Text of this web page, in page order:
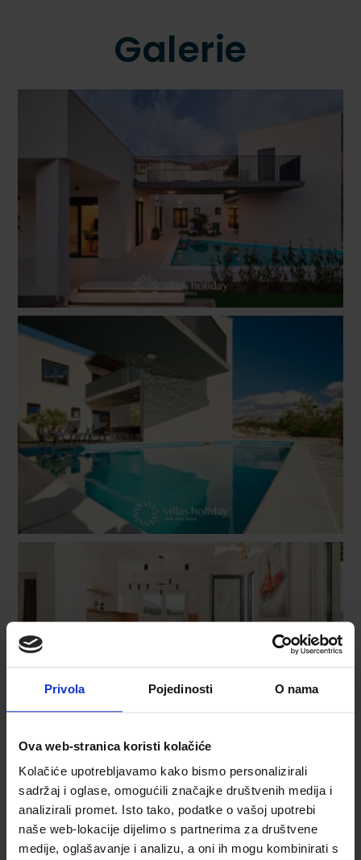
Privola Pojedinosti O nama
Ova web-stranica koristi kolačiće
Kolačiće upotrebljavamo kako bismo personalizirali
sadržaj i oglase, omogućili značajke društvenih medija i
analizirali promet. Isto tako, podatke o vašoj upotrebi
naše web-lokacije dijelimo s partnerima za društvene
medije, oglašavanje i analizu, a oni ih mogu kombinirati s
Galerie